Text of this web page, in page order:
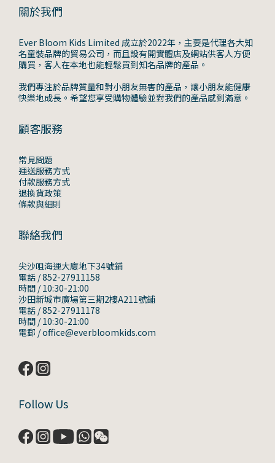
關於我們
Ever Bloom Kids Limited 成立於2022年，主要是代理各大知
名童裝品牌的貿易公司，而且設有開實體店及網站供客人方便
購買，客人在本地也能輕鬆買到知名品牌的產品。
我們專注於品牌質量和對小朋友無害的產品，讓小朋友能健康
快樂地成長。希望您享受購物體驗並對我們的產品感到滿意。
顧客服務
常見問題
運送服務方式
付款服務方式
退換貨政策
條款與細則
聯絡我們
尖沙咀海運大廈地下34號鋪
電話 / 852-27911158
時間 / 10:30-21:00
沙田新城市廣場第三期2樓A211號鋪
電話 / 852-27911178
時間 / 10:30-21:00
電郵 / office@everbloomkids.com
Follow Us